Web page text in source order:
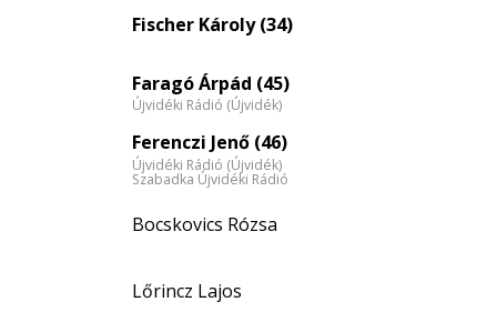
eloszlás
Fischer Károly (34)
Faragó Árpád (45)
Újvidéki Rádió (Újvidék)
Ferenczi Jenő (46)
Újvidéki Rádió (Újvidék)
Szabadka Újvidéki Rádió
Bocskovics Rózsa
Lőrincz Lajos